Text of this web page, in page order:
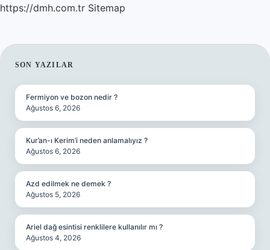
https://dmh.com.tr Sitemap
SIDEBAR
SON YAZILAR
Fermiyon ve bozon nedir ?
Ağustos 6, 2026
Kur’an-ı Kerim’i neden anlamalıyız ?
Ağustos 6, 2026
Azd edilmek ne demek ?
Ağustos 5, 2026
Ariel dağ esintisi renklilere kullanılır mı ?
Ağustos 4, 2026